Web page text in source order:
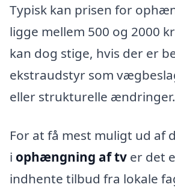
Typisk kan prisen for
ligge mellem 500 og 2000
kan dog stige, hvis der er
ekstraudstyr som
eller strukturelle ændringer.
For at få mest muligt ud af
i ophængning af tv er det
indhente tilbud fra lokale